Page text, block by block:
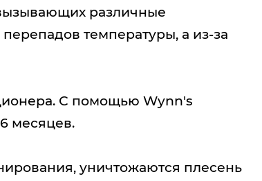
различные
температуры, а из-за
С помощью Wynn's
месяцев.
уничтожаются плесень